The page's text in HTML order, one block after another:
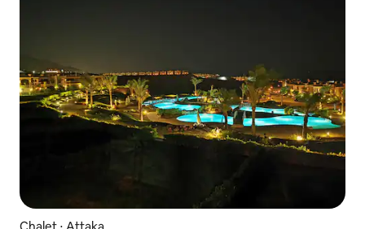
Chalet ⋅ Attaka